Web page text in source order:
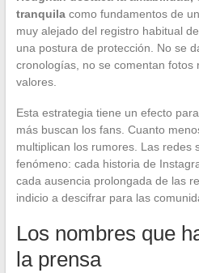
tranquilacomo fundamentos de
muy alejado del registro habitual
una postura de protección. No se
cronologías, no se comentan fotos
valores.
Esta estrategia tiene un efecto
más buscan los fans. Cuanto
multiplican los rumores. Las redes
fenómeno: cada historia de
cada ausencia prolongada de las
indicio a descifrar para las
Los nombres que
la prensa